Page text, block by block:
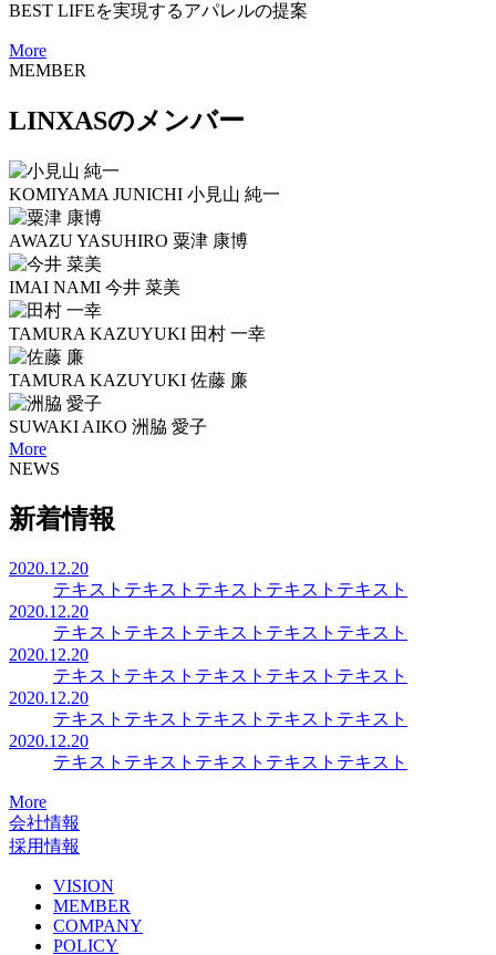
BEST LIFEを実現するアパレルの提案
More
MEMBER
LINXASのメンバー
KOMIYAMA JUNICHI 小見山 純一
AWAZU YASUHIRO 粟津 康博
IMAI NAMI 今井 菜美
TAMURA KAZUYUKI 田村 一幸
TAMURA KAZUYUKI 佐藤 廉
SUWAKI AIKO 洲脇 愛子
More
NEWS
新着情報
2020.12.20
テキストテキストテキストテキストテキスト
2020.12.20
テキストテキストテキストテキストテキスト
2020.12.20
テキストテキストテキストテキストテキスト
2020.12.20
テキストテキストテキストテキストテキスト
2020.12.20
テキストテキストテキストテキストテキスト
More
会社情報
採用情報
VISION
MEMBER
COMPANY
POLICY